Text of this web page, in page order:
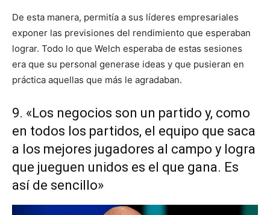
De esta manera, permitía a sus líderes empresariales
exponer las previsiones del rendimiento que esperaban
lograr. Todo lo que Welch esperaba de estas sesiones
era que su personal generase ideas y que pusieran en
práctica aquellas que más le agradaban.
9. «Los negocios son un partido y, como
en todos los partidos, el equipo que saca
a los mejores jugadores al campo y logra
que jueguen unidos es el que gana. Es
así de sencillo»